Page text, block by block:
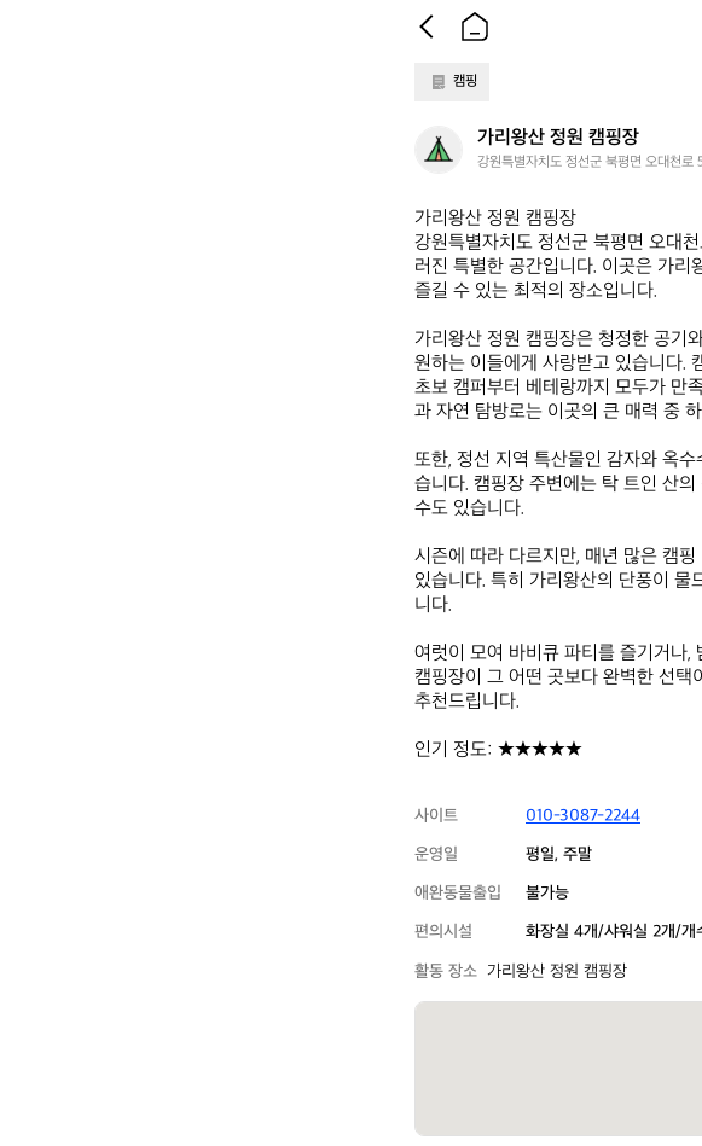
캠핑
리
산
정
원
캠
핑
가리왕산 정원 캠핑장
강원특별자치도 정선군 북평면 오대천로
가리왕산 정원 캠핑장
강원특별자치도 정선군 북평면 오대
러진 특별한 공간입니다. 이곳은 가
즐길 수 있는 최적의 장소입니다.
가리왕산 정원 캠핑장은 청정한 공기
원하는 이들에게 사랑받고 있습니다.
초보 캠퍼부터 베테랑까지 모두가 만
과 자연 탐방로는 이곳의 큰 매력 중
또한, 정선 지역 특산물인 감자와 옥
습니다. 캠핑장 주변에는 탁 트인 산
수도 있습니다.
시즌에 따라 다르지만, 매년 많은 캠
있습니다. 특히 가리왕산의 단풍이
니다.
여럿이 모여 바비큐 파티를 즐기거나,
캠핑장이 그 어떤 곳보다 완벽한 선
추천드립니다.
인기 정도: ★★★★★
사이트
010-3087-2244
운영일
평일, 주말
애완동물출입
불가능
편의시설
화장실 4개/샤워실 2개/개
활동 장소 가리왕산 정원 캠핑장